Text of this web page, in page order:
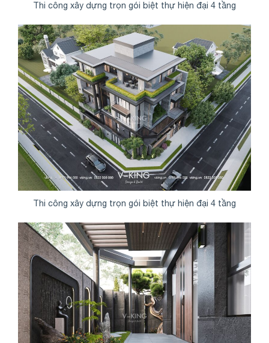
Thi công xây dựng trọn gói biệt thự hiện đại 4 tầng
Thi công xây dựng trọn gói biệt thự hiện đại 4 tầng